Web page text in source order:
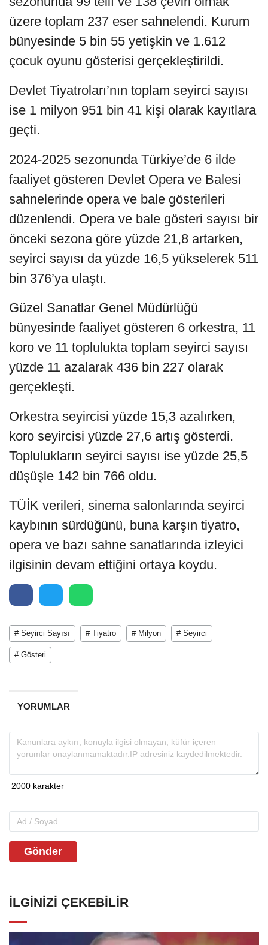
üzere toplam 237 eser sahnelendi. Kurum
bünyesinde 5 bin 55 yetişkin ve 1.612
çocuk oyunu gösterisi gerçekleştirildi.
Devlet Tiyatroları’nın toplam seyirci sayısı
ise 1 milyon 951 bin 41 kişi olarak kayıtlara
geçti.
2024-2025 sezonunda Türkiye’de 6 ilde
faaliyet gösteren Devlet Opera ve Balesi
sahnelerinde opera ve bale gösterileri
düzenlendi. Opera ve bale gösteri sayısı bir
önceki sezona göre yüzde 21,8 artarken,
seyirci sayısı da yüzde 16,5 yükselerek 511
bin 376’ya ulaştı.
Güzel Sanatlar Genel Müdürlüğü
bünyesinde faaliyet gösteren 6 orkestra, 11
koro ve 11 toplulukta toplam seyirci sayısı
yüzde 11 azalarak 436 bin 227 olarak
gerçekleşti.
Orkestra seyircisi yüzde 15,3 azalırken,
koro seyircisi yüzde 27,6 artış gösterdi.
Toplulukların seyirci sayısı ise yüzde 25,5
düşüşle 142 bin 766 oldu.
TÜİK verileri, sinema salonlarında seyirci
kaybının sürdüğünü, buna karşın tiyatro,
opera ve bazı sahne sanatlarında izleyici
ilgisinin devam ettiğini ortaya koydu.
# Seyirci Sayısı # Tiyatro # Milyon # Seyirci
# Gösteri
YORUMLAR
Gönder
İLGINIZI ÇEKEBILIR